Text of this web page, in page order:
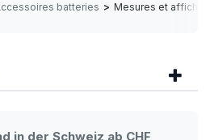
batteries > Mesures et
in der Schweiz ab CHF